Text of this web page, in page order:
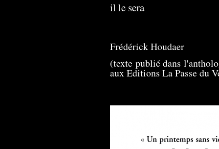
il le sera
Frédérick Houdaer
(texte publié dans
aux Editions La Passe du